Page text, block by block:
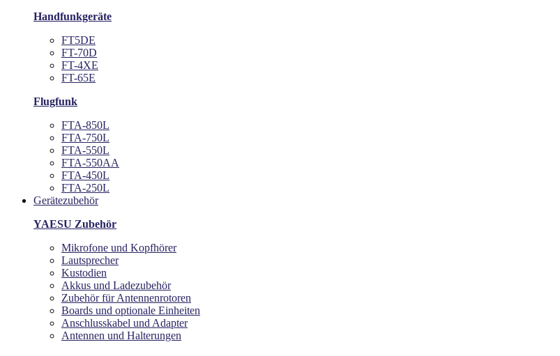
Handfunkgeräte
FT5DE
FT-70D
FT-4XE
FT-65E
Flugfunk
FTA-850L
FTA-750L
FTA-550L
FTA-550AA
FTA-450L
FTA-250L
Gerätezubehör
YAESU Zubehör
Mikrofone und Kopfhörer
Lautsprecher
Kustodien
Akkus und Ladezubehör
Zubehör für Antennenrotoren
Boards und optionale Einheiten
Anschlusskabel und Adapter
Antennen und Halterungen